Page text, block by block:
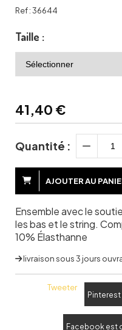
Ref :36644
Taille :
41,40 €
Quantité :
AJOUTER AU
Ensemble avec le
les bas et le string.
10% Élasthanne
livraison sous 3 jours
Tweeter
Facebook est